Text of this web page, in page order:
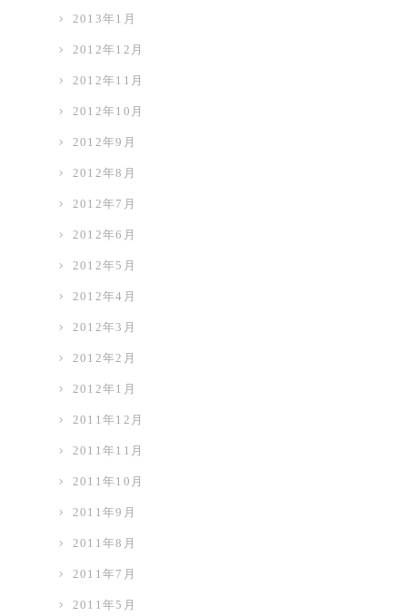
2013年1月
2012年12月
2012年11月
2012年10月
2012年9月
2012年8月
2012年7月
2012年6月
2012年5月
2012年4月
2012年3月
2012年2月
2012年1月
2011年12月
2011年11月
2011年10月
2011年9月
2011年8月
2011年7月
2011年5月